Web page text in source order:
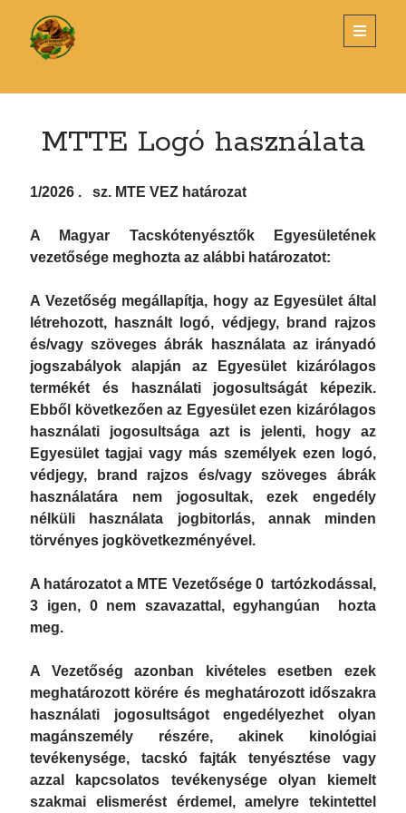
Magyar
Tacskótenyésztők
Egyesülete
open
primary
Sidebar
Search
LEGUTÓBBI BEJEGYZÉSEK
Tenyészszemle Budapest
Éves Klubvacsora és Díjkiosztó – 2026. március 26.
Új alombejelentő nyomtatvány
TENYÉSZSZEMLE- SZENTLŐRINC
Tacskók világkiállítása Budapesten – találkozzunk a
Hungexpón
KATEGÓRIÁK
Egyebek
2026 március
2026 február
2026 január
2025 december
2025 november
MTTE Logó használata
1/2026 . sz. MTE VEZ határozat
A Magyar Tacskótenyésztők Egyesületének
vezetősége meghozta az alábbi határozatot:
A Vezetőség megállapítja, hogy az Egyesület által
létrehozott, használt logó, védjegy, brand rajzos
és/vagy szöveges ábrák használata az irányadó
jogszabályok alapján az Egyesület kizárólagos
termékét és használati jogosultságát képezik.
Ebből következően az Egyesület ezen kizárólagos
használati jogosultsága azt is jelenti, hogy az
Egyesület tagjai vagy más személyek ezen logó,
védjegy, brand rajzos és/vagy szöveges ábrák
használatára nem jogosultak, ezek engedély
nélküli használata jogbitorlás, annak minden
törvényes jogkövetkezményével.
A határozatot a MTE Vezetősége 0 tartózkodással,
3 igen, 0 nem szavazattal, egyhangúan hozta
meg.
A Vezetőség azonban kivételes esetben ezek
meghatározott körére és meghatározott időszakra
használati jogosultságot engedélyezhet olyan
magánszemély részére, akinek kinológiai
tevékenysége, tacskó fajták tenyésztése vagy
azzal kapcsolatos tevékenysége olyan kiemelt
szakmai elismerést érdemel, amelyre tekintettel